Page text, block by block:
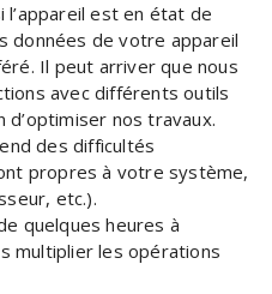
est en état de
données de votre appareil
Il peut arriver que nous
avec différents outils
d’optimiser nos travaux.
des difficultés
propres à votre système,
etc.).
quelques heures à
multiplier les opérations